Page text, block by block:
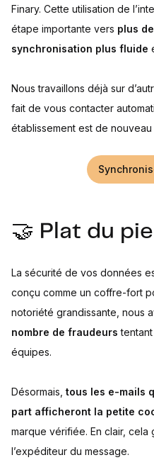
Finary. Cette utilisation de
étape importante vers plus
synchronisation plus fluide
Nous travaillons déjà sur
fait de vous contacter
établissement est de
🤝 Plat du
La sécurité de vos données
conçu comme un coffre-fort
notoriété grandissante, nous
nombre de fraudeurs
équipes.
Désormais, tous les e-mails
part afficheront la petite
marque vérifiée. En clair, cela
l’expéditeur du message.